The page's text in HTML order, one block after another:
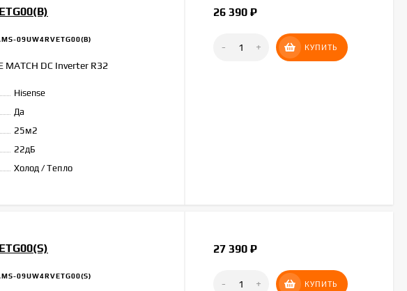
09UW4RVETG00(B)
MATCH DC Inverter R32
Hisense
Да
25м2
22дБ
Холод / Тепло
26 390 ₽
- + КУПИТЬ
09UW4RVETG00(S)
27 390 ₽
- + КУПИТЬ